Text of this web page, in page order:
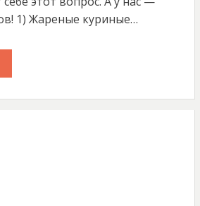
1) Жареные куриные…